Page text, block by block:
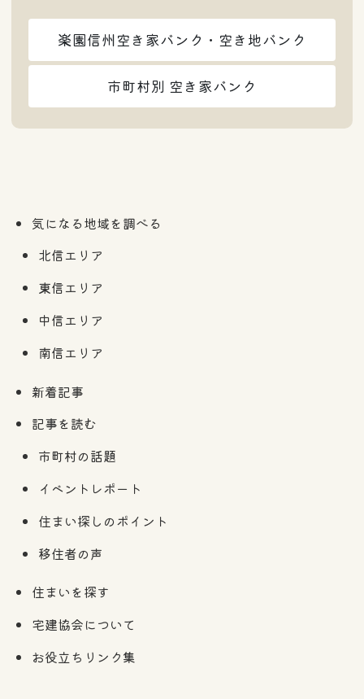
楽園信州空き家バンク・空き地バンク
市町村別 空き家バンク
気になる地域を調べる
北信エリア
東信エリア
中信エリア
南信エリア
新着記事
記事を読む
市町村の話題
イベントレポート
住まい探しのポイント
移住者の声
住まいを探す
宅建協会について
お役立ちリンク集